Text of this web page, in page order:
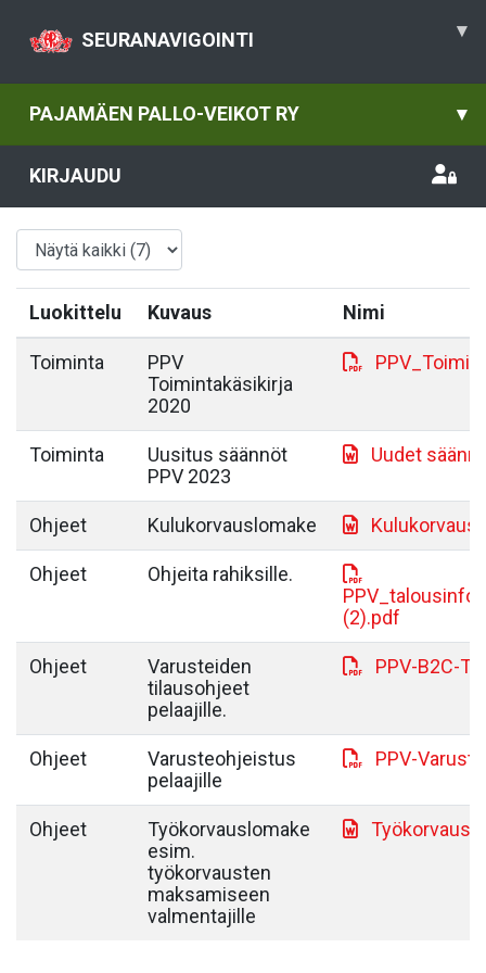
SEURANAVIGOINTI ▾
PAJAMÄEN PALLO-VEIKOT RY ▾
KIRJAUDU
Luokittelu Kuvaus Nimi
Toiminta
PPV
Toimintakäsikirja
2020
Toiminta
Uusitus säännöt
PPV 2023
Uudet
Ohjeet Kulukorvauslomake
Ohjeet
Ohjeita rahiksille.
(2).pdf
Ohjeet
Varusteiden
tilausohjeet
pelaajille.
PPV-B2C-
Ohjeet
Varusteohjeistus
pelaajille
PPV-
Ohjeet
Työkorvauslomake
esim.
työkorvausten
maksamiseen
valmentajille